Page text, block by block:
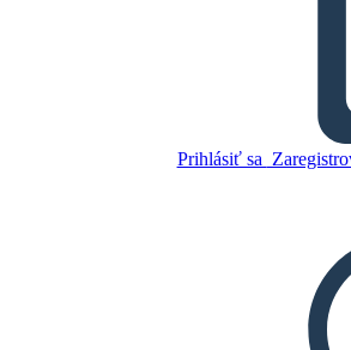
Prihlásiť sa
Skopírujte tento
VYTVORIŤ
ČÍTAJ